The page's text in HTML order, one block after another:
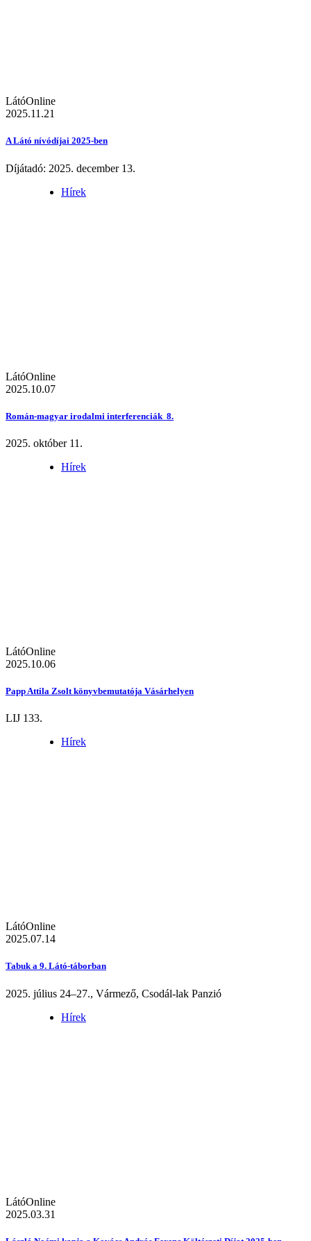
LátóOnline
2025.11.21
A Látó nívódíjai 2025-ben
Díjátadó: 2025. december 13.
Hírek
LátóOnline
2025.10.07
Román-magyar irodalmi interferenciák 8.
2025. október 11.
Hírek
LátóOnline
2025.10.06
Papp Attila Zsolt könyvbemutatója Vásárhelyen
LIJ 133.
Hírek
LátóOnline
2025.07.14
Tabuk a 9. Látó-táborban
2025. július 24–27., Vármező, Csodál-lak Panzió
Hírek
LátóOnline
2025.03.31